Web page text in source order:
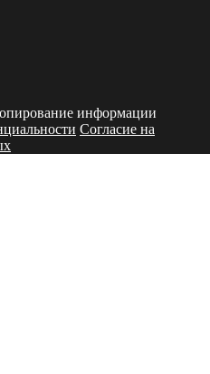
информации
Согласие на